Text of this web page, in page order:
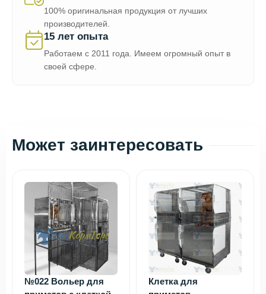
100% оригинальная продукция от лучших
производителей.
15 лет опыта
Работаем с 2011 года. Имеем огромный опыт в
своей сфере.
Может заинтересовать
№022 Вольер для
Клетка для